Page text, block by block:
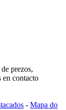
prezos,
en contacto
- Mapa do